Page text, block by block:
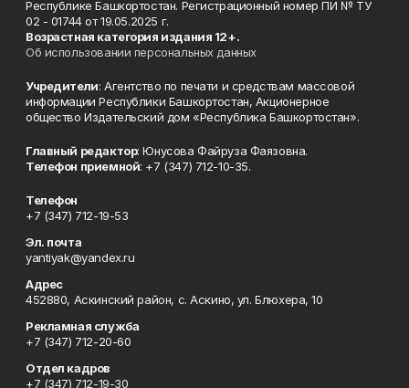
Республике Башкортостан. Регистрационный номер ПИ № ТУ
02 - 01744 от 19.05.2025 г.
Возрастная категория издания 12+.
Об использовании персональных данных
Учредители: Агентство по печати и средствам массовой
информации Республики Башкортостан, Акционерное
общество Издательский дом «Республика Башкортостан».
Главный редактор: Юнусова Файруза Фаязовна.
Телефон приемной: +7 (347) 712-10-35.
Телефон
+7 (347) 712-19-53
Эл. почта
yantiyak@yandex.ru
Адрес
452880, Аскинский район, с. Аскино, ул. Блюхера, 10
Рекламная служба
+7 (347) 712-20-60
Отдел кадров
+7 (347) 712-19-30